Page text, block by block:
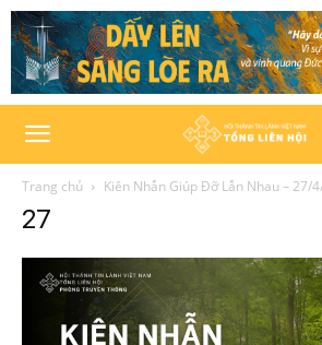
Trang chủ Kiên Nhẫn Giúp Đỡ Lẫn Nhau – 27/
27